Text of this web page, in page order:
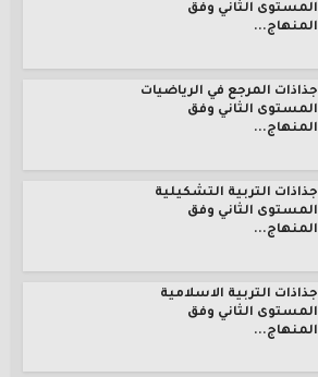
المستوى الثاني وفق
المنهاج...
جذاذات المرجع في الرياضيات
المستوى الثاني وفق
المنهاج...
جذاذات التربية التشكيلية
المستوى الثاني وفق
المنهاج...
جذاذات التربية الاسلامية
المستوى الثاني وفق
المنهاج...